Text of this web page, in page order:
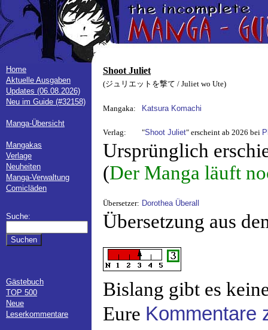
Home
Aktuelle Ausgaben
Updates (06.08.2026)
Neu im Guide (#32158)
Manga-Übersicht
Mangakas
Verlage
Neuheiten
Manga-Verwaltung
Comicläden
Suche:
Gästebuch
TOP 500
Neue
Leserkommentare
Shoot Juliet
(ジュリエットを撃て / Juliet wo Ute)
Mangaka: Katsura Komachi
Verlag: "Shoot Juliet" erscheint ab 2026 bei
Ursprünglich
(Der Manga läuft
Übersetzer: Dorothea Überall
Übersetzung aus
Bislang gibt es
Eure Kommentare